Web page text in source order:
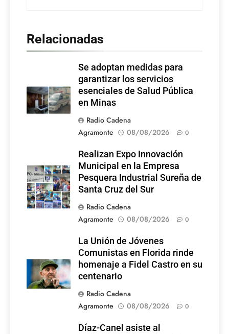
Relacionadas
Se adoptan medidas para
garantizar los servicios
esenciales de Salud Pública
en Minas
Radio Cadena
Agramonte
08/08/2026 0
Realizan Expo Innovación
Municipal en la Empresa
Pesquera Industrial Sureña de
Santa Cruz del Sur
Radio Cadena
Agramonte
08/08/2026 0
La Unión de Jóvenes
Comunistas en Florida rinde
homenaje a Fidel Castro en su
centenario
Radio Cadena
Agramonte
08/08/2026 0
Díaz-Canel asiste al